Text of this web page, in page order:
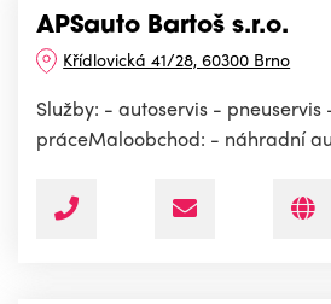
APSauto Bartoš s.r.o.
Křídlovická 41/28, 60300 Brno
Služby: - autoservis -
práceMaloobchod: - náhradní